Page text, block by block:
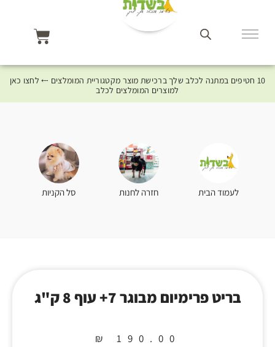
10 חטיפים במתנה לכלב שלך ברכישת מוצר מקטגוריית המומלצים ⤎ לחצו כאן
למוצרים המומלצים לכלב
לעמוד הבית חזרה לחנות סל הקניות
בריט פרימיום מבוגר 7+ עוף 8 ק"ג
₪ 190.00